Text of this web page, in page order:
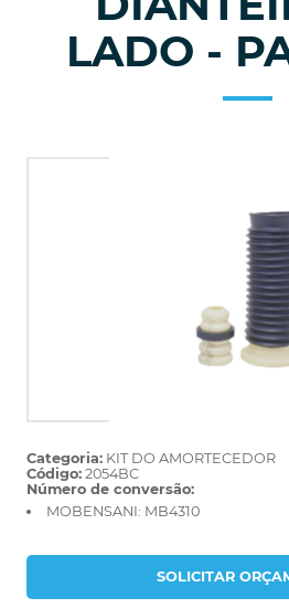
LADO -
Categoria: KIT DO AMORTECEDOR
Código: 2054BC
Número de conversão:
MOBENSANI: MB4310
SOLICITAR